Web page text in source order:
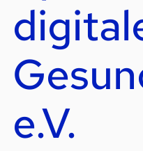
e.V.